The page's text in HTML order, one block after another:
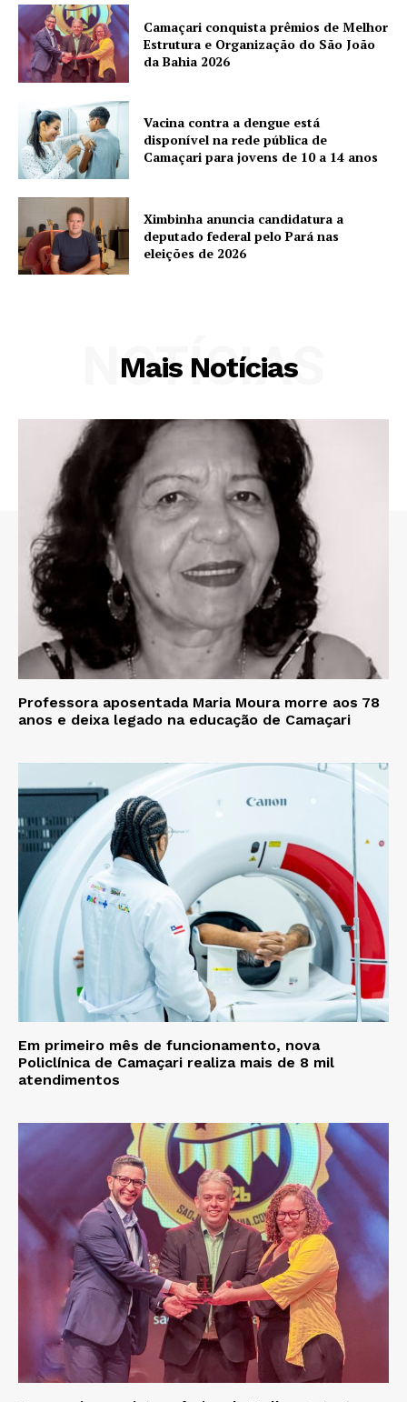
Camaçari conquista prêmios de Melhor
Estrutura e Organização do São João
da Bahia 2026
Vacina contra a dengue está
disponível na rede pública de
Camaçari para jovens de 10 a 14 anos
Ximbinha anuncia candidatura a
deputado federal pelo Pará nas
eleições de 2026
Mais Notícias
NOTÍCIAS
Professora aposentada Maria Moura morre aos 78
anos e deixa legado na educação de Camaçari
Em primeiro mês de funcionamento, nova
Policlínica de Camaçari realiza mais de 8 mil
atendimentos